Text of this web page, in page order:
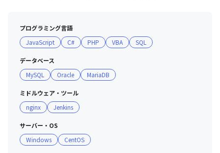
プログラミング言語
JavaScript
C# PHP VBA SQL
データベース
MySQL
Oracle MariaDB
ミドルウェア・ツール
nginx
Jenkins
サーバー・OS
Windows
CentOS